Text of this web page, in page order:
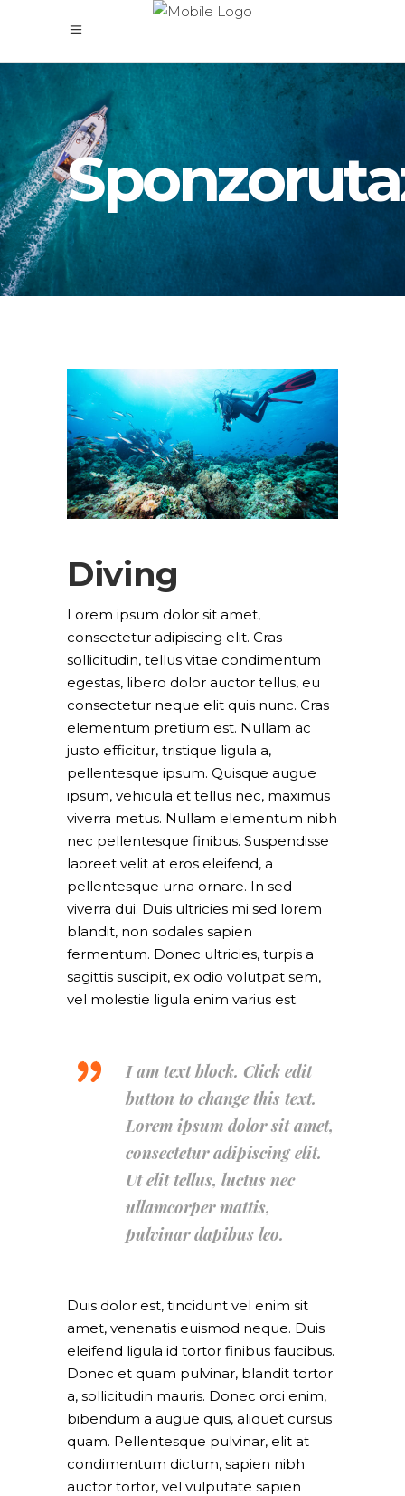
Diving
Lorem ipsum dolor sit amet,
consectetur adipiscing elit. Cras
sollicitudin, tellus vitae condimentum
egestas, libero dolor auctor tellus, eu
consectetur neque elit quis nunc. Cras
elementum pretium est. Nullam ac
justo efficitur, tristique ligula a,
pellentesque ipsum. Quisque augue
ipsum, vehicula et tellus nec, maximus
viverra metus. Nullam elementum nibh
nec pellentesque finibus. Suspendisse
laoreet velit at eros eleifend, a
pellentesque urna ornare. In sed
viverra dui. Duis ultricies mi sed lorem
blandit, non sodales sapien
fermentum. Donec ultricies, turpis a
sagittis suscipit, ex odio volutpat sem,
vel molestie ligula enim varius est.
I am text block. Click edit
button to change this text.
Lorem ipsum dolor sit amet,
consectetur adipiscing elit.
Ut elit tellus, luctus nec
ullamcorper mattis,
pulvinar dapibus leo.
Duis dolor est, tincidunt vel enim sit
amet, venenatis euismod neque. Duis
eleifend ligula id tortor finibus faucibus.
Donec et quam pulvinar, blandit tortor
a, sollicitudin mauris. Donec orci enim,
bibendum a augue quis, aliquet cursus
quam. Pellentesque pulvinar, elit at
condimentum dictum, sapien nibh
auctor tortor, vel vulputate sapien